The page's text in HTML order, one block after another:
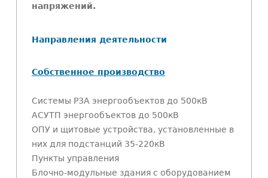
напряжений.
Направления деятельности
Собственное производство
Системы РЗА энергообъектов до 500кВ
АСУТП энергообъектов до 500кВ
ОПУ и щитовые устройства, установленные в
них для подстанций 35-220кВ
Пункты управления
Блочно-модульные здания с оборудованием